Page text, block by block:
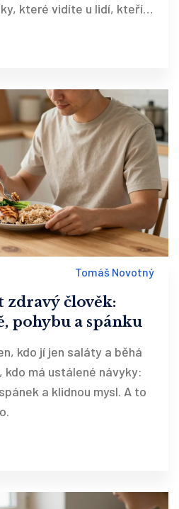
které vidíte u lidí, kteří
Tomáš Novotný
zdravý člověk:
pohybu a spánku
kdo jí jen saláty a běhá
má ustálené návyky:
a klidnou mysl. A to